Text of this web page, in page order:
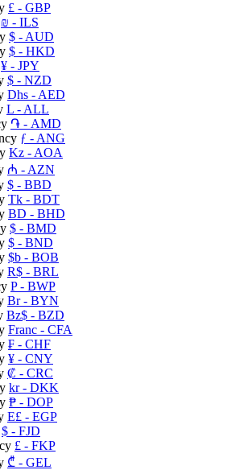
£ - GBP
₪ - ILS
$ - AUD
$ - HKD
¥ - JPY
$ - NZD
Dhs - AED
L - ALL
֏ - AMD
ƒ - ANG
Kz - AOA
₼ - AZN
$ - BBD
Tk - BDT
BD - BHD
$ - BMD
$ - BND
$b - BOB
R$ - BRL
P- BWP
Br- BYN
Bz$ - BZD
Franc - CFA
₣ - CHF
¥ - CNY
₡ - CRC
kr- DKK
₱ - DOP
E£ - EGP
$ - FJD
£ - FKP
₾ - GEL